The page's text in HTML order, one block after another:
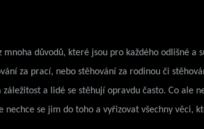
mnoha důvodů, které jsou pro každého odlišné
za prací, nebo stěhování za rodinou či
záležitost a lidé se stěhují opravdu často. Co ale
nechce se jim do toho a vyřizovat všechny věci,